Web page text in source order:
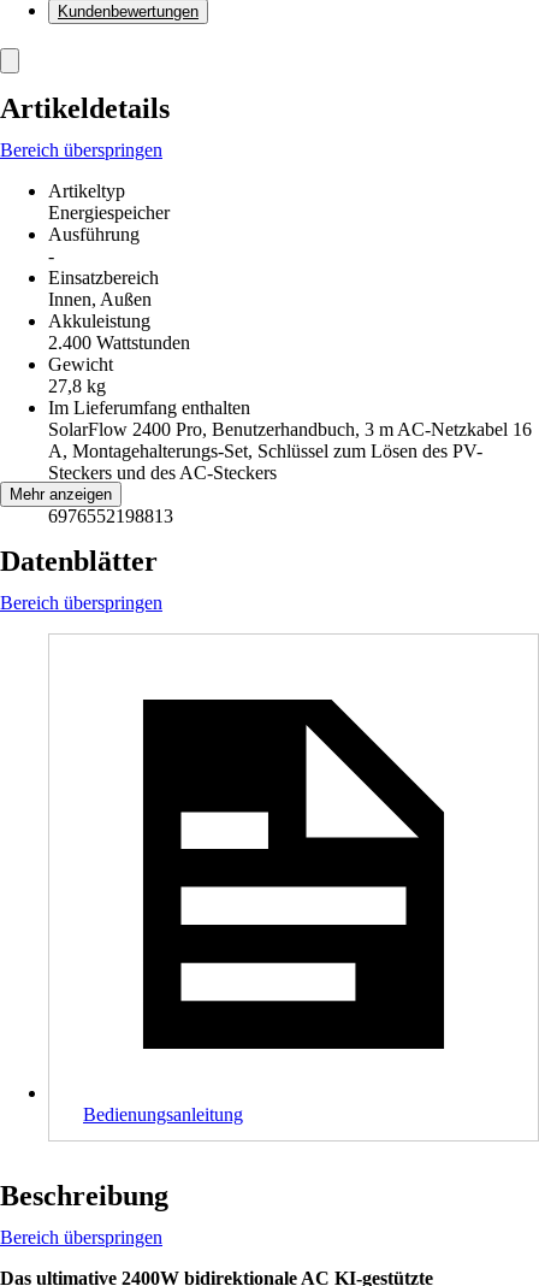
Kundenbewertungen
Artikeldetails
Bereich überspringen
Artikeltyp
Energiespeicher
Ausführung
-
Einsatzbereich
Innen, Außen
Akkuleistung
2.400 Wattstunden
Gewicht
27,8 kg
Im Lieferumfang enthalten
SolarFlow 2400 Pro, Benutzerhandbuch, 3 m AC-Netzkabel 16
A, Montagehalterungs-Set, Schlüssel zum Lösen des PV-
Steckers und des AC-Steckers
EAN
6976552198813
Mehr anzeigen
Datenblätter
Bereich überspringen
Bedienungsanleitung
Beschreibung
Bereich überspringen
Das ultimative 2400W bidirektionale AC KI-gestützte